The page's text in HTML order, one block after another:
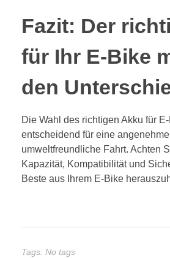
Fazit: Der
für Ihr E-Bike
den
Die Wahl des richtigen Akku für
entscheidend für eine
umweltfreundliche Fahrt. Achten
Kapazität, Kompatibilität und
Beste aus Ihrem E-Bike
Tags: No tags